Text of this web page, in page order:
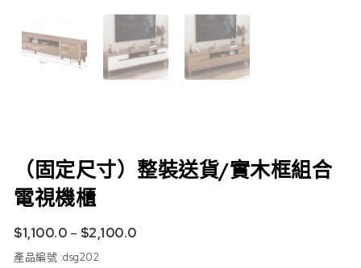
（固定尺寸）整裝送貨/實木框組合
電視機櫃
$1,100.0 – $2,100.0
產品編號 :dsg202